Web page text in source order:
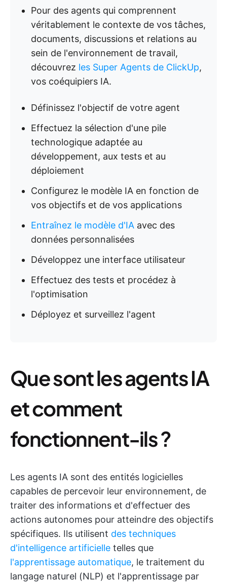
Pour des agents qui comprennent
véritablement le contexte de vos tâches,
documents, discussions et relations au
sein de l'environnement de travail,
découvrez les Super Agents de ClickUp,
vos coéquipiers IA.
Définissez l'objectif de votre agent
Effectuez la sélection d'une pile
technologique adaptée au
développement, aux tests et au
déploiement
Configurez le modèle IA en fonction de
vos objectifs et de vos applications
Entraînez le modèle d'IA avec des
données personnalisées
Développez une interface utilisateur
Effectuez des tests et procédez à
l'optimisation
Déployez et surveillez l'agent
Que sont les agents IA
et comment
fonctionnent-ils ?
Les agents IA sont des entités logicielles
capables de percevoir leur environnement, de
traiter des informations et d'effectuer des
actions autonomes pour atteindre des objectifs
spécifiques. Ils utilisent des techniques
d'intelligence artificielle telles que
l'apprentissage automatique, le traitement du
langage naturel (NLP) et l'apprentissage par